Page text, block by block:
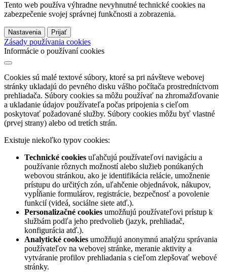
Tento web používa výhradne nevyhnutné technické cookies na
zabezpečenie svojej správnej funkčnosti a zobrazenia.
Nastavenia Prijať
Zásady používania cookies
Informácie o používaní cookies
Cookies sú malé textové súbory, ktoré sa pri návšteve webovej
stránky ukladajú do pevného disku vášho počítača prostredníctvom
prehliadača. Súbory cookies sa môžu používať na zhromažďovanie
a ukladanie údajov používateľa počas pripojenia s cieľom
poskytovať požadované služby. Súbory cookies môžu byť vlastné
(prvej strany) alebo od tretích strán.
Existuje niekoľko typov cookies:
Technické cookies uľahčujú používateľovi navigáciu a
používanie rôznych možností alebo služieb ponúkaných
webovou stránkou, ako je identifikácia relácie, umožnenie
prístupu do určitých zón, uľahčenie objednávok, nákupov,
vypĺňanie formulárov, registrácie, bezpečnosť a povolenie
funkcií (videá, sociálne siete atď.).
Personalizačné cookies umožňujú používateľovi prístup k
službám podľa jeho predvolieb (jazyk, prehliadač,
konfigurácia atď.).
Analytické cookies umožňujú anonymnú analýzu správania
používateľov na webovej stránke, meranie aktivity a
vytváranie profilov prehliadania s cieľom zlepšovať webové
stránky.